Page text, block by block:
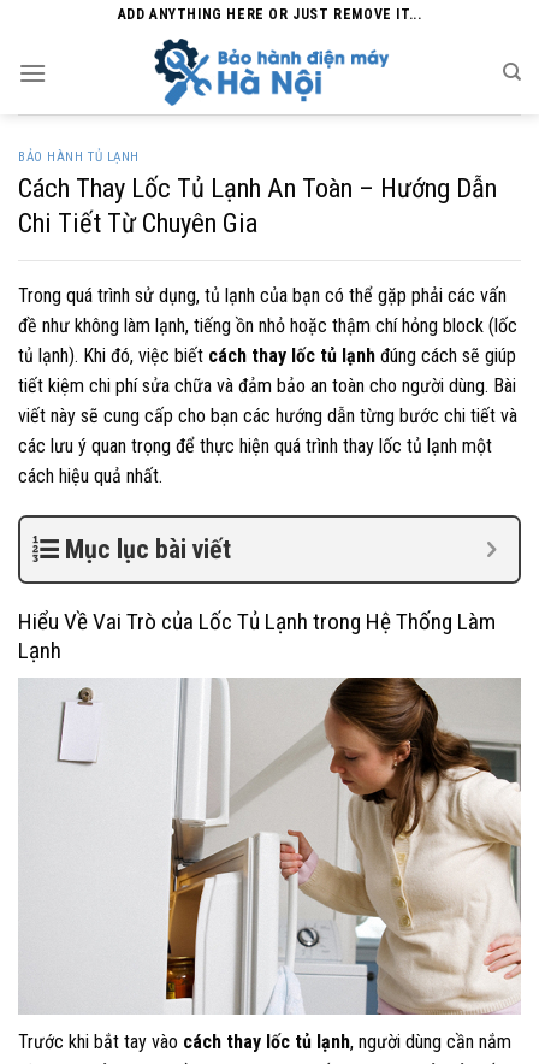
content
ADD ANYTHING HERE OR JUST REMOVE IT...
BẢO HÀNH TỦ LẠNH
Cách Thay Lốc Tủ Lạnh An Toàn – Hướng Dẫn
Chi Tiết Từ Chuyên Gia
Trong quá trình sử dụng, tủ lạnh của bạn có thể gặp phải các vấn
đề như không làm lạnh, tiếng ồn nhỏ hoặc thậm chí hỏng block (lốc
tủ lạnh). Khi đó, việc biết cách thay lốc tủ lạnh đúng cách sẽ giúp
tiết kiệm chi phí sửa chữa và đảm bảo an toàn cho người dùng. Bài
viết này sẽ cung cấp cho bạn các hướng dẫn từng bước chi tiết và
các lưu ý quan trọng để thực hiện quá trình thay lốc tủ lạnh một
cách hiệu quả nhất.
Mục lục bài viết
Hiểu Về Vai Trò của Lốc Tủ Lạnh trong Hệ Thống Làm
Lạnh
Trước khi bắt tay vào cách thay lốc tủ lạnh, người dùng cần nắm